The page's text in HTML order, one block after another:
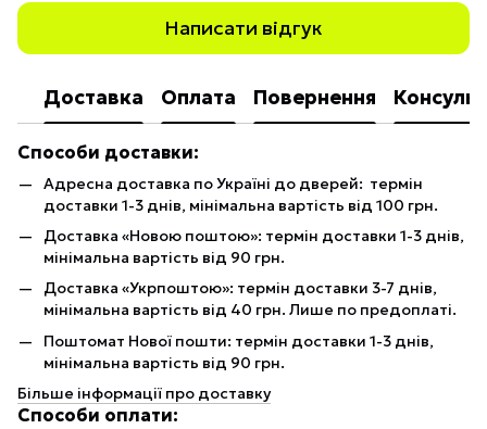
Написати відгук
Доставка Оплата Повернення
Способи доставки:
Адресна доставка по Україні до дверей: термін
доставки 1-3 днів, мінімальна вартість від 100 грн.
Доставка «Новою поштою»: термін доставки 1-3 днів,
мінімальна вартість від 90 грн.
Доставка «Укрпоштою»: термін доставки 3-7 днів,
мінімальна вартість від 40 грн. Лише по предоплаті.
Поштомат Нової пошти: термін доставки 1-3 днів,
мінімальна вартість від 90 грн.
Більше інформації про доставку
Способи оплати: